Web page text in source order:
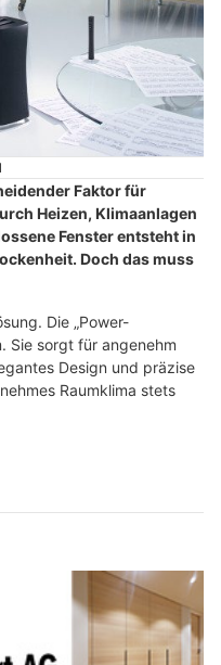
Faktor für
Heizen, Klimaanlagen
Fenster entsteht in
Doch das muss
Die „Power-
Sie sorgt für angenehm
Design und präzise
Raumklima stets